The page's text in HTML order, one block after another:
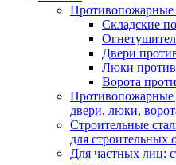
Противопожарные
Складские
Двери
Люки
Ворота
Противопожарные
двери, люки,
Строительные
для строительных
Для частных лиц: